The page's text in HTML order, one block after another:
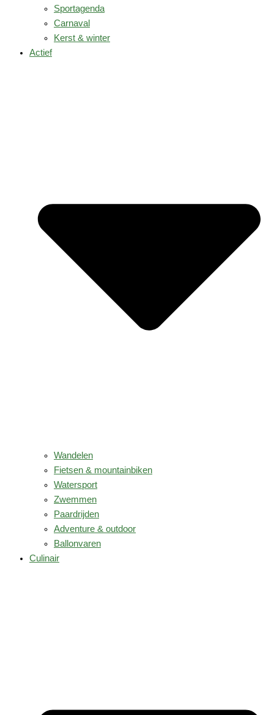
Sportagenda
Carnaval
Kerst & winter
Actief
Wandelen
Fietsen & mountainbiken
Watersport
Zwemmen
Paardrijden
Adventure & outdoor
Ballonvaren
Culinair